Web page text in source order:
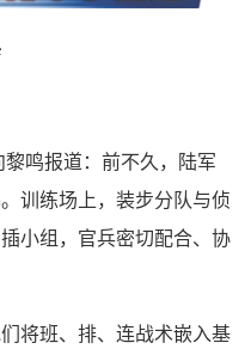
鸣报道：前不久，陆军
训练场上，装步分队与侦
小组，官兵密切配合、协
将班、排、连战术嵌入基